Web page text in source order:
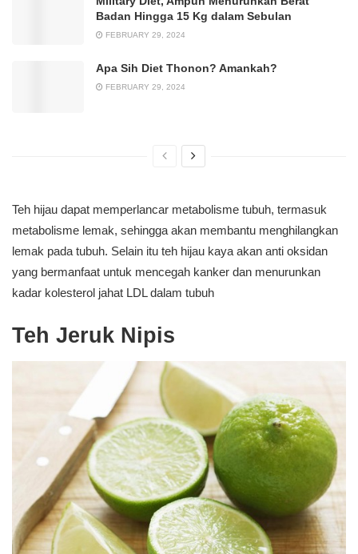
Badan Hingga 15 Kg dalam Sebulan
FEBRUARY 29, 2024
Apa Sih Diet Thonon? Amankah?
FEBRUARY 29, 2024
Teh hijau dapat memperlancar metabolisme tubuh, termasuk
metabolisme lemak, sehingga akan membantu menghilangkan
lemak pada tubuh. Selain itu teh hijau kaya akan anti oksidan
yang bermanfaat untuk mencegah kanker dan menurunkan
kadar kolesterol jahat LDL dalam tubuh
Teh Jeruk Nipis